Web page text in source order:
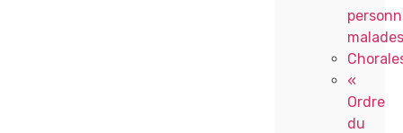
malades
«
Ordre
du